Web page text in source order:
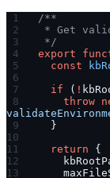
/**
* Get
*/
export
  const
  if
( !
    throw
  }
  return
{